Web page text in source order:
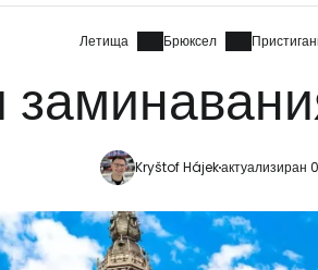
Летища Брюксел
Kryštof Hájekактуализиран